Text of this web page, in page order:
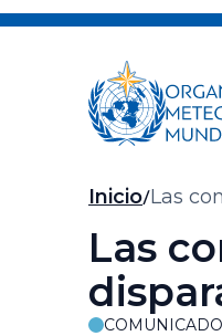
Ir
Migas
de
pan
Inicio Las
Las